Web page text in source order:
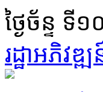
ថ្ងៃច័ន្ទ ទី
រដ្ឋា​អភិវ